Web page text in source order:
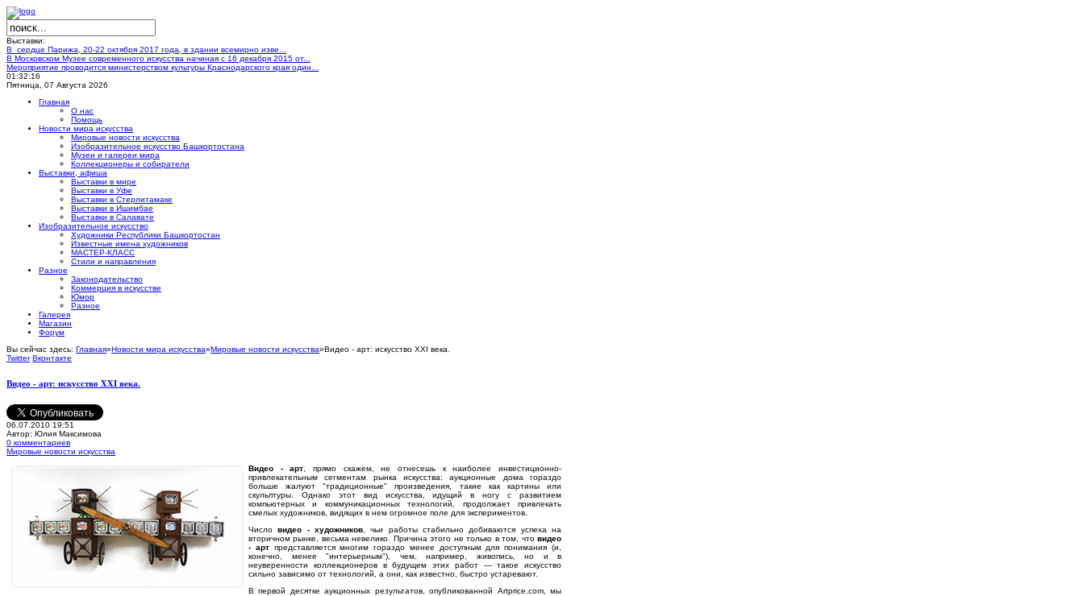
Выставки:
В сердце Парижа, 20-22 октября 2017 года, в здании всемирно изве...
В Московском Музее современного искусства начиная с 16 декабря 2015 от...
Мероприятие проводится министерством культуры Краснодарского края один...
01:32:17
Пятница, 07 Августа 2026
Главная
О нас
Помощь
Новости мира искусства
Мировые новости искусства
Изобразительное искусство Башкортостана
Музеи и галереи мира
Коллекционеры и собиратели
Выставки, афиша
Выставки в мире
Выставки в Уфе
Выставки в Стерлитамаке
Выставки в Ишимбае
Выставки в Салавате
Изобразительное искусство
Художники Республики Башкортостан
Известные имена художников
МАСТЕР-КЛАСС
Стили и направления
Разное
Законодательство
Коммерция в искусстве
Юмор
Разное
Галерея
Магазин
Форум
Вы сейчас здесь: Главная»Новости мира искусства»Мировые новости искусства»Видео - арт: искусство XXI века.
Twitter Вконтакте
Видео - арт: искусство XXI века.
06.07.2010 19:51
Автор: Юлия Максимова
0 комментариев
Мировые новости искусства
Видео - арт , прямо скажем, не отнесешь к наиболее инвестиционно-
привлекательным сегментам рынка искусства: аукционные дома гораздо
больше жалуют "традиционные" произведения, такие как картины или
скульптуры. Однако этот вид искусства, идущий в ногу с развитием
компьютерных и коммуникационных технологий, продолжает привлекать
смелых художников, видящих в нем огромное поле для экспериментов.
Числовидео - художников , чьи работы стабильно добиваются успеха на
вторичном рынке, весьма невелико. Причина этого не только в том, что видео
- артпредставляется многим гораздо менее доступным для понимания (и,
конечно, менее "интерьерным"), чем, например, живопись, но и в
неуверенности коллекционеров в будущем этих работ — такое искусство
сильно зависимо от технологий, а они, как известно, быстро устаревают.
В первой десятке аукционных результатов, опубликованной Artprice.com, мы